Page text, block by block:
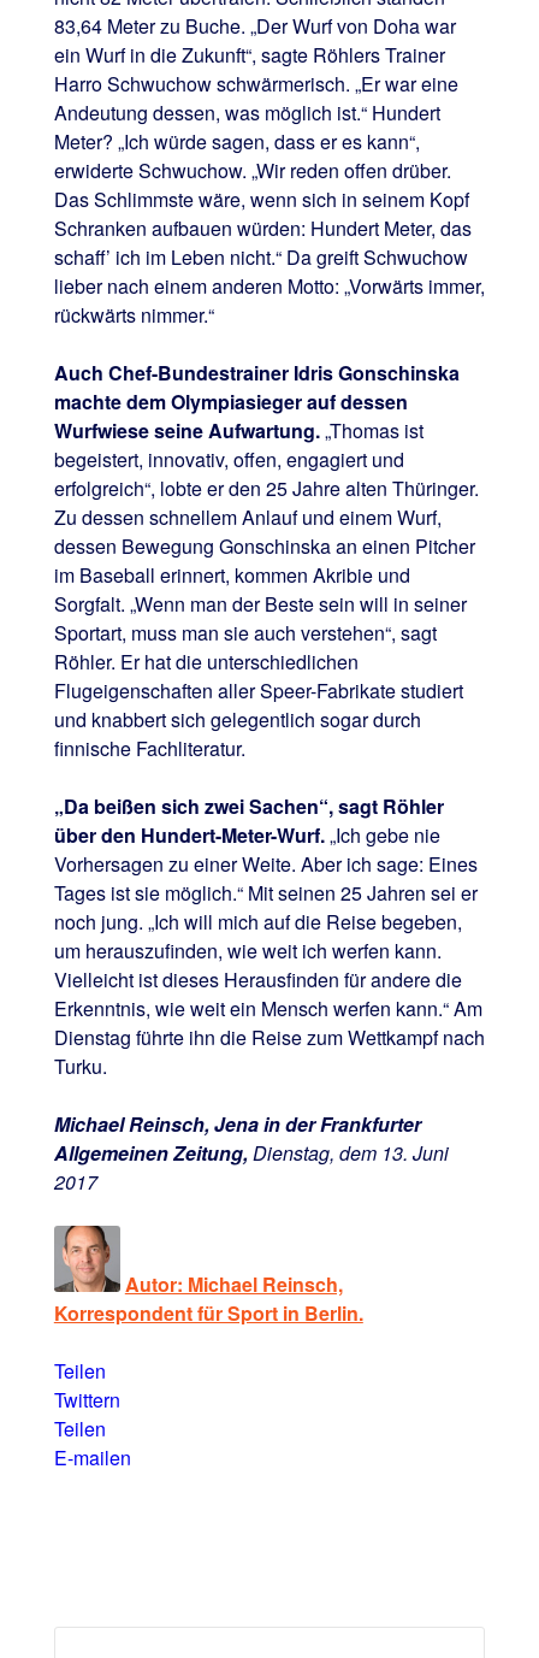
83,64 Meter zu Buche. „Der Wurf von Doha war
ein Wurf in die Zukunft“, sagte Röhlers Trainer
Harro Schwuchow schwärmerisch. „Er war eine
Andeutung dessen, was möglich ist.“ Hundert
Meter? „Ich würde sagen, dass er es kann“,
erwiderte Schwuchow. „Wir reden offen drüber.
Das Schlimmste wäre, wenn sich in seinem Kopf
Schranken aufbauen würden: Hundert Meter, das
schaff’ ich im Leben nicht.“ Da greift Schwuchow
lieber nach einem anderen Motto: „Vorwärts immer,
rückwärts nimmer.“
Auch Chef-Bundestrainer Idris Gonschinska
machte dem Olympiasieger auf dessen
Wurfwiese seine Aufwartung.„Thomas ist
begeistert, innovativ, offen, engagiert und
erfolgreich“, lobte er den 25 Jahre alten Thüringer.
Zu dessen schnellem Anlauf und einem Wurf,
dessen Bewegung Gonschinska an einen Pitcher
im Baseball erinnert, kommen Akribie und
Sorgfalt. „Wenn man der Beste sein will in seiner
Sportart, muss man sie auch verstehen“, sagt
Röhler. Er hat die unterschiedlichen
Flugeigenschaften aller Speer-Fabrikate studiert
und knabbert sich gelegentlich sogar durch
finnische Fachliteratur.
„Da beißen sich zwei Sachen“, sagt Röhler
über den Hundert-Meter-Wurf.„Ich gebe nie
Vorhersagen zu einer Weite. Aber ich sage: Eines
Tages ist sie möglich.“ Mit seinen 25 Jahren sei er
noch jung. „Ich will mich auf die Reise begeben,
um herauszufinden, wie weit ich werfen kann.
Vielleicht ist dieses Herausfinden für andere die
Erkenntnis, wie weit ein Mensch werfen kann.“ Am
Dienstag führte ihn die Reise zum Wettkampf nach
Turku.
Michael Reinsch, Jena in der Frankfurter
Allgemeinen Zeitung,Dienstag, dem 13. Juni
2017
Autor: Michael Reinsch,
Korrespondent für Sport in Berlin.
Teilen
Twittern
Teilen
E-mailen